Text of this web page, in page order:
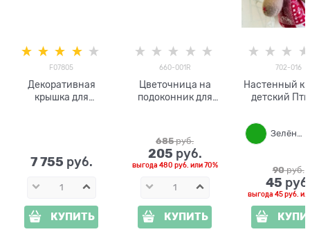
F07805
Декоративная
крышка для
7 755 руб.
КУПИТЬ
660-001R
Цветочница на
подоконник для
685 руб.
205 руб.
выгода 480 руб. или70%
КУПИТЬ
702-016
Настенный
детский
Зелёный
90 руб.
45
выгода45 руб.